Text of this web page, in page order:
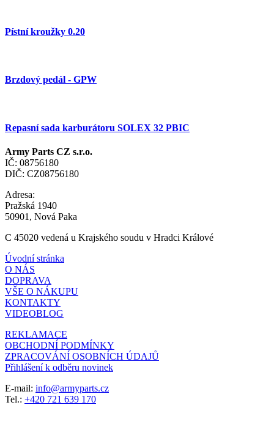
Pístní kroužky 0.20
Brzdový pedál - GPW
Repasní sada karburátoru SOLEX 32 PBIC
Army Parts CZ s.r.o.
IČ: 08756180
DIČ: CZ08756180
Adresa:
Pražská 1940
50901, Nová Paka
C 45020 vedená u Krajského soudu v Hradci Králové
Úvodní stránka
O NÁS
DOPRAVA
VŠE O NÁKUPU
KONTAKTY
VIDEOBLOG
REKLAMACE
OBCHODNÍ PODMÍNKY
ZPRACOVÁNÍ OSOBNÍCH ÚDAJŮ
Přihlášení k odběru novinek
E-mail: info@armyparts.cz
Tel.: +420 721 639 170